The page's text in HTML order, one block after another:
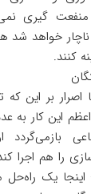
گیری
خواهد شد
کنند.
اصرار بر این
این کار به
بازمی‌گردد
را هم اجرا
اینجا یک راه‌حل